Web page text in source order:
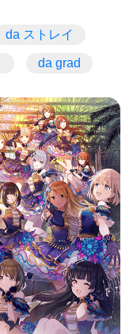
da ストレイ
da grad